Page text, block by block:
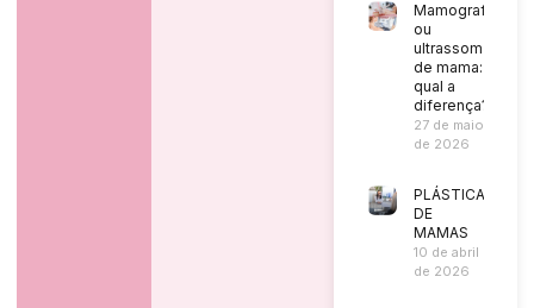
Mamografia
ou
ultrassom
de mama:
qual a
diferença?
27 de maio
de 2026
PLÁSTICA
DE
MAMAS
10 de abril
de 2026